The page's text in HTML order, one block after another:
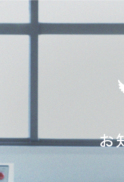
お